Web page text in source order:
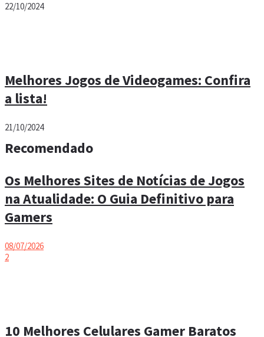
22/10/2024
Melhores Jogos de Videogames: Confira
a lista!
21/10/2024
Recomendado
Os Melhores Sites de Notícias de Jogos
na Atualidade: O Guia Definitivo para
Gamers
08/07/2026
2
10 Melhores Celulares Gamer Baratos